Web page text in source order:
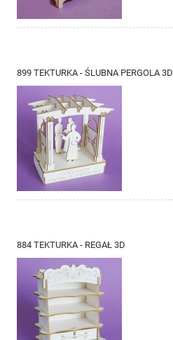
899 TEKTURKA - ŚLUBNA PERGOLA 3D
884 TEKTURKA - REGAŁ 3D